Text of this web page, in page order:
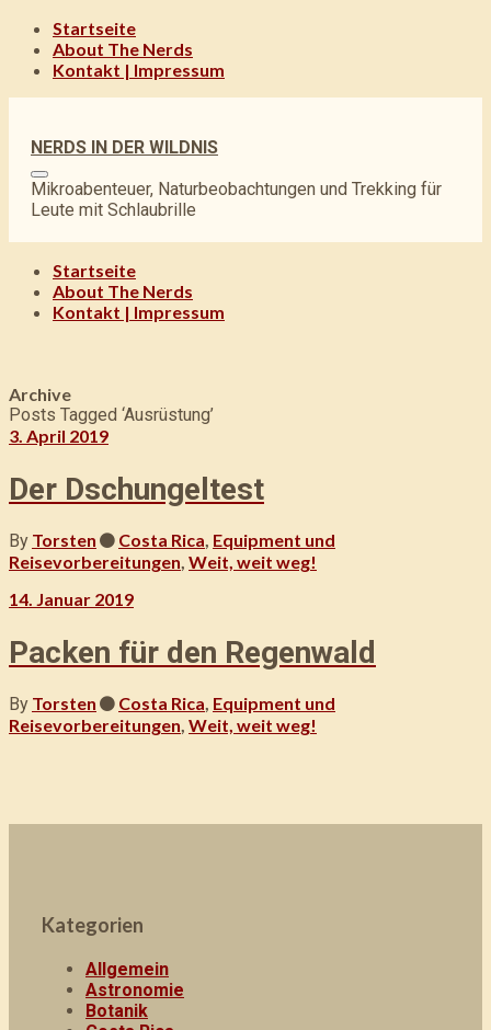
Startseite
About The Nerds
Kontakt | Impressum
NERDS IN DER WILDNIS
Mikroabenteuer, Naturbeobachtungen und Trekking für
Leute mit Schlaubrille
Startseite
About The Nerds
Kontakt | Impressum
Archive
Posts Tagged ‘Ausrüstung’
3. April 2019
Der Dschungeltest
By Torsten Costa Rica, Equipment und
Reisevorbereitungen, Weit, weit weg!
14. Januar 2019
Packen für den Regenwald
By Torsten Costa Rica, Equipment und
Reisevorbereitungen, Weit, weit weg!
Kategorien
Allgemein
Astronomie
Botanik